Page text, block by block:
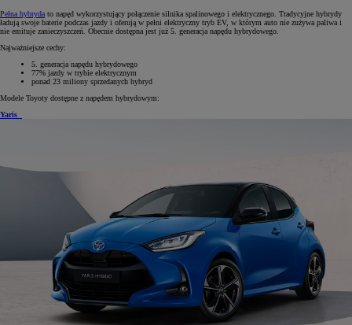
Pełna hybryda to napęd wykorzystujący połączenie silnika spalinowego i elektrycznego. Tradycyjne hybrydy
ładują swoje baterie podczas jazdy i oferują w pełni elektryczny tryb EV, w którym auto nie zużywa paliwa i
nie emituje zanieczyszczeń. Obecnie dostępna jest już 5. generacja napędu hybrydowego.
Najważniejsze cechy:
5. generacja napędu hybrydowego
77% jazdy w trybie elektrycznym
ponad 23 miliony sprzedanych hybryd
Modele Toyoty dostępne z napędem hybrydowym:
Yaris